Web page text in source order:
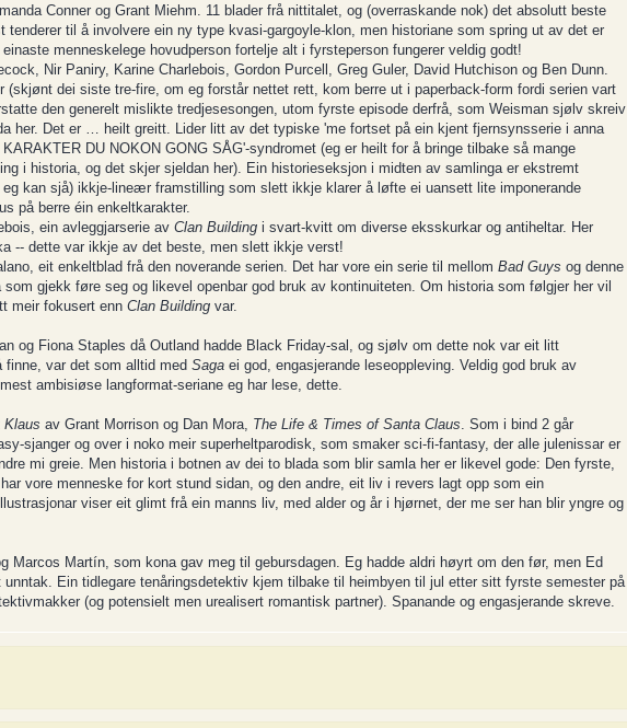
Conner og Grant Miehm. 11 blader frå nittitalet, og (overraskande nok) det absolutt beste
til å involvere ein ny type kvasi-gargoyle-klon, men historiane som spring ut av det er
menneskelege hovudperson fortelje alt i fyrsteperson fungerer veldig godt!
Nir Paniry, Karine Charlebois, Gordon Purcell, Greg Guler, David Hutchison og Ben Dunn.
(skjønt dei siste tre-fire, om eg forstår nettet rett, kom berre ut i paperback-form fordi serien vart
den generelt mislikte tredjesesongen, utom fyrste episode derfrå, som Weisman sjølv skreiv
her. Det er … heilt greitt. Lider litt av det typiske 'me fortset på ein kjent fjernsynsserie i anna
DU NOKON GONG SÅG'-syndromet (eg er heilt for å bringe tilbake så mange
i historia, og det skjer sjeldan her). Ein historieseksjon i midten av samlinga er ekstremt
kan sjå) ikkje-lineær framstilling som slett ikkje klarer å løfte ei uansett lite imponerande
på berre éin enkeltkarakter.
ein avleggjarserie av Clan Building i svart-kvitt om diverse eksskurkar og antiheltar. Her
-- dette var ikkje av det beste, men slett ikkje verst!
eit enkeltblad frå den noverande serien. Det har vore ein serie til mellom Bad Guys og denne
gjekk føre seg og likevel openbar god bruk av kontinuiteten. Om historia som følgjer her vil
meir fokusert enn Clan Building var.
og Fiona Staples då Outland hadde Black Friday-sal, og sjølv om dette nok var eit litt
var det som alltid med Saga ei god, engasjerande leseoppleving. Veldig god bruk av
ambisiøse langformat-seriane eg har lese, dette.
Klaus av Grant Morrison og Dan Mora, The Life & Times of Santa Claus. Som i bind 2 går
sjanger og over i noko meir superheltparodisk, som smaker sci-fi-fantasy, der alle julenissar er
mi greie. Men historia i botnen av dei to blada som blir samla her er likevel gode: Den fyrste,
vore menneske for kort stund sidan, og den andre, eit liv i revers lagt opp som ein
viser eit glimt frå ein manns liv, med alder og år i hjørnet, der me ser han blir yngre og
Marcos Martín, som kona gav meg til gebursdagen. Eg hadde aldri høyrt om den før, men Ed
Ein tidlegare tenåringsdetektiv kjem tilbake til heimbyen til jul etter sitt fyrste semester på
(og potensielt men urealisert romantisk partner). Spanande og engasjerande skreve.